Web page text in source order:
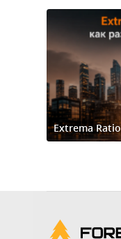
Extrema